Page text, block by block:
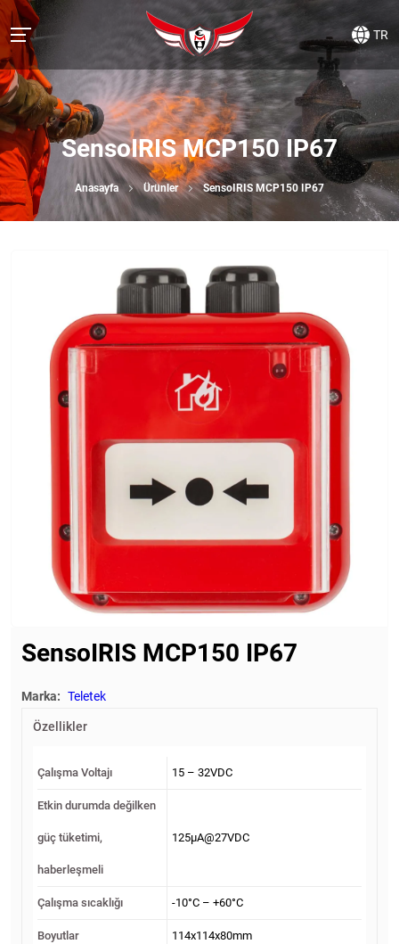
TR
SensoIRIS MCP150 IP67
Anasayfa Ürünler SensoIRIS MCP150 IP67
SensoIRIS MCP150 IP67
Marka: Teletek
Özellikler
Çalışma Voltajı 15 – 32VDC
Etkin durumda değilken
güç tüketimi,
haberleşmeli
125μA@27VDC
Çalışma sıcaklığı -10°C – +60°C
Boyutlar 114x114x80mm